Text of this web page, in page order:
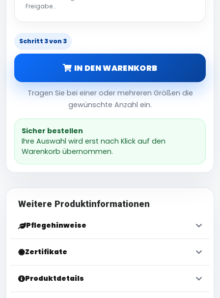
Freigabe..
Schritt 3 von 3
IN DEN WARENKORB
Tragen Sie bei einer oder mehreren Größen die
gewünschte Anzahl ein.
Sicher bestellen
Ihre Auswahl wird erst nach Klick auf den
Warenkorb übernommen.
Weitere Produktinformationen
Pflegehinweise
Zertifikate
Produktdetails